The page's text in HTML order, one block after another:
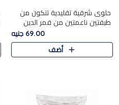
حلوى شرقية تقليدية تتكون من
طبقتين ناعمتين من قمر الدين
الفاخر، تتوسطهما حشوة غنية من
الفول السوداني المحمص، لتجمع
بين حلاوة المشمش الطبيعية..
69.00 جنيه
أضف